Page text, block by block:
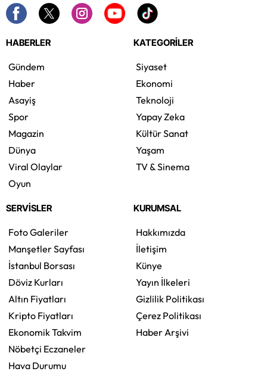
HABERLER
Gündem
Haber
Asayiş
Spor
Magazin
Dünya
Viral Olaylar
Oyun
KATEGORİLER
Siyaset
Ekonomi
Teknoloji
Yapay Zeka
Kültür Sanat
Yaşam
TV & Sinema
SERVİSLER
Foto Galeriler
Manşetler Sayfası
İstanbul Borsası
Döviz Kurları
Altın Fiyatları
Kripto Fiyatları
Ekonomik Takvim
Nöbetçi Eczaneler
Hava Durumu
KURUMSAL
Hakkımızda
İletişim
Künye
Yayın İlkeleri
Gizlilik Politikası
Çerez Politikası
Haber Arşivi